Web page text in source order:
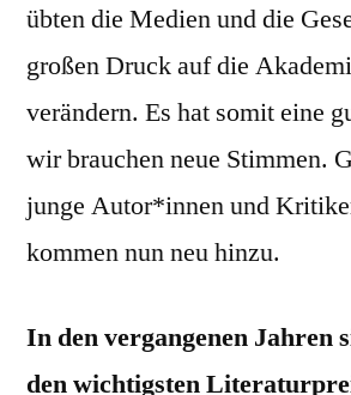
übten die Medien und die
großen Druck auf die
verändern. Es hat somit eine
wir brauchen neue Stimmen.
junge Autor*innen und
kommen nun neu hinzu.
In den vergangenen Jahren
den wichtigsten